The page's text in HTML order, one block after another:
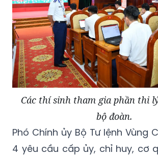
Các thí sinh tham gia phần thi
bộ đoàn.
Phó Chính ủy Bộ Tư lệnh Vùng
4 yêu cầu cấp ủy, chỉ huy, cơ